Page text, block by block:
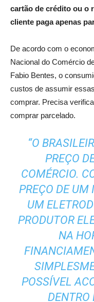
cartão de crédito ou o
cliente paga apenas
De acordo com o
Nacional do Comércio
Fabio Bentes, o
custos de assumir
comprar. Precisa
comprar parcelado.
“O
PREÇO
COMÉRCIO.
PREÇO DE UM
UM
PRODUTOR
NA
POSSÍVEL
DENTRO